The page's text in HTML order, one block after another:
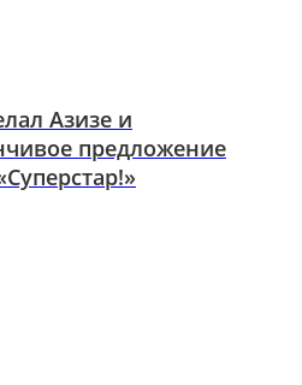
Азизе и
предложение